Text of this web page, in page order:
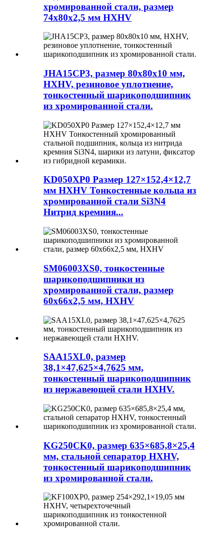
хромированной стали, размер
74x80x2,5 мм HXHV
JHA15CP3, размер 80x80x10 мм,
HXHV, резиновое уплотнение,
тонкостенный шарикоподшипник
из хромированной стали.
KD050XP0 Размер 127×152,4×12,7
мм HXHV Тонкостенные кольца из
хромированной стали Si3N4
Нитрид кремния...
SM06003XS0, тонкостенные
шарикоподшипники из
хромированной стали, размер
60x66x2,5 мм, HXHV
SAA15XL0, размер
38,1×47,625×4,7625 мм,
тонкостенный шарикоподшипник
из нержавеющей стали HXHV.
KG250CK0, размер 635×685,8×25,4
мм, стальной сепаратор HXHV,
тонкостенный шарикоподшипник
из хромированной стали.